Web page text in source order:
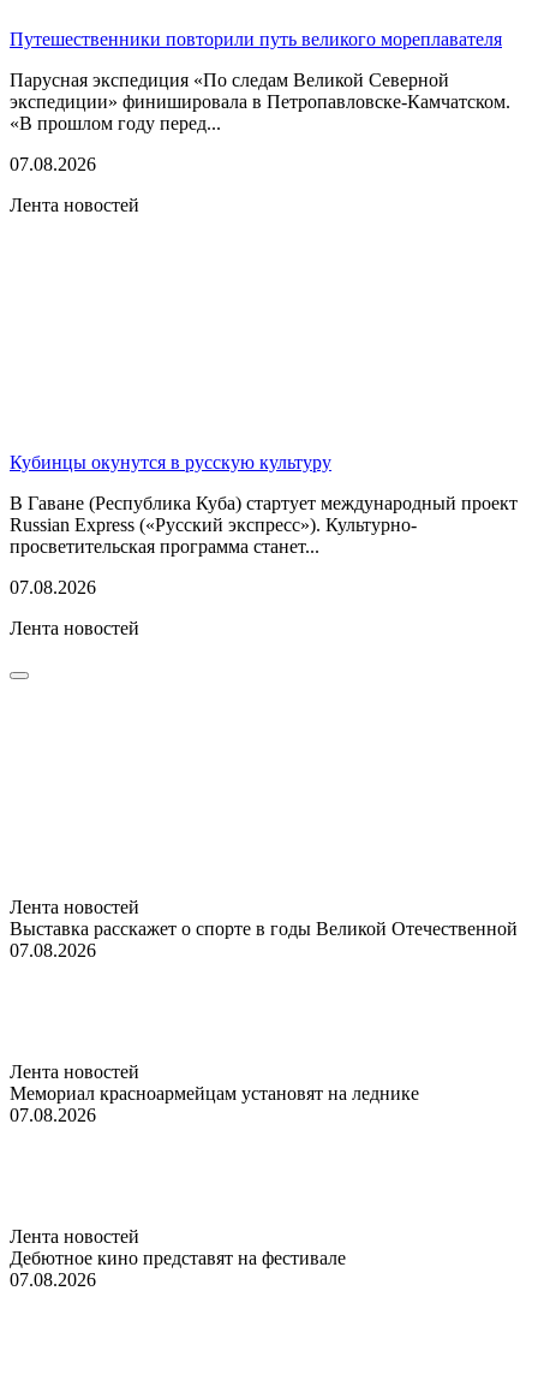
Путешественники повторили путь великого мореплавателя
Парусная экспедиция «По следам Великой Северной
экспедиции» финишировала в Петропавловске-Камчатском.
«В прошлом году перед...
07.08.2026
Лента новостей
Кубинцы окунутся в русскую культуру
В Гаване (Республика Куба) стартует международный проект
Russian Express («Русский экспресс»). Культурно-
просветительская программа станет...
07.08.2026
Лента новостей
Лента новостей
Выставка расскажет о спорте в годы Великой Отечественной
07.08.2026
Лента новостей
Мемориал красноармейцам установят на леднике
07.08.2026
Лента новостей
Дебютное кино представят на фестивале
07.08.2026